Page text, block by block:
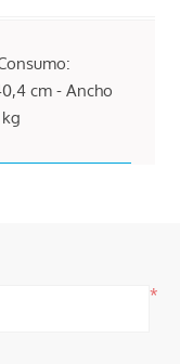
cm - Ancho
*